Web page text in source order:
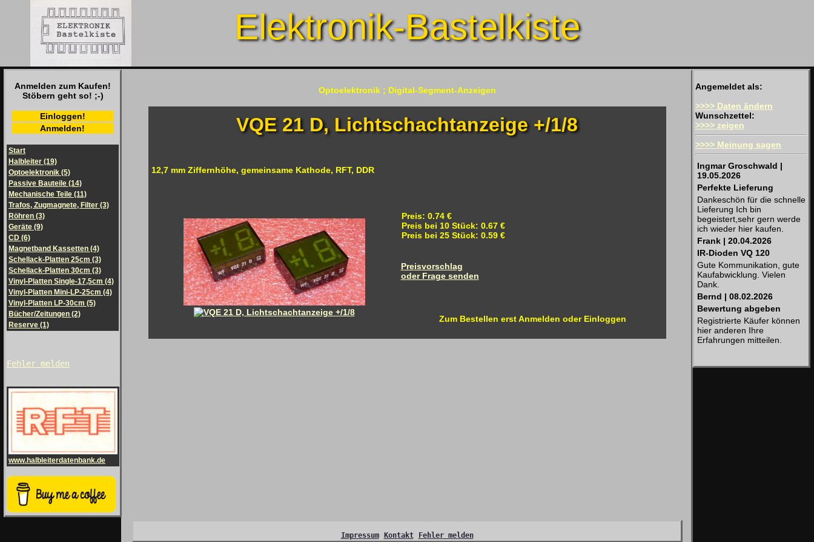
Elektronik-Bastelkiste
Anmelden zum Kaufen!
Stöbern geht so! ;-)
Einloggen!
Anmelden!
Start
Halbleiter (19)
Optoelektronik (5)
Passive Bauteile (14)
Mechanische Teile (11)
Trafos, Zugmagnete, Filter (3)
Röhren (3)
Geräte (9)
CD (6)
Magnetband Kassetten (4)
Schellack-Platten 25cm (3)
Schellack-Platten 30cm (3)
Vinyl-Platten Single-17,5cm (4)
Vinyl-Platten Mini-LP-25cm (4)
Vinyl-Platten LP-30cm (5)
Bücher/Zeitungen (2)
Reserve (1)
Fehler melden
www.halbleiterdatenbank.de
Angemeldet als:
>>>> Daten ändern
Wunschzettel:
>>>> zeigen
>>>> Meinung sagen
Ingmar Groschwald |
19.05.2026
Perfekte Lieferung
Dankeschön für die schnelle
Lieferung Ich bin
begeistert,sehr gern werde
ich wieder hier kaufen.
Frank | 20.04.2026
IR-Dioden VQ 120
Gute Kommunikation, gute
Kaufabwicklung. Vielen
Dank.
Bernd | 08.02.2026
Bewertung abgeben
Registrierte Käufer können
hier anderen Ihre
Erfahrungen mitteilen.
Optoelektronik ; Digital-Segment-Anzeigen
VQE 21 D, Lichtschachtanzeige +/1/8
12,7 mm Ziffernhöhe, gemeinsame Kathode, RFT, DDR
Preis: 0.74 €
Preis bei 10 Stück: 0.67 €
Preis bei 25 Stück: 0.59 €
Preisvorschlag
oder Frage senden
Zum Bestellen erst Anmelden oder Einloggen
Impressum Kontakt Fehler melden